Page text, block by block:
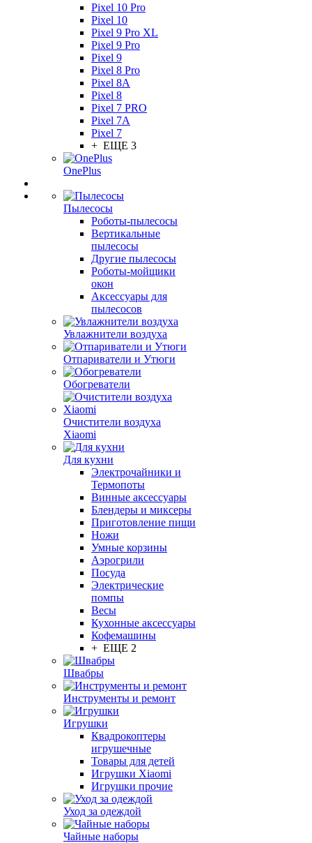
Pixel 10 Pro
Pixel 10
Pixel 9 Pro XL
Pixel 9 Pro
Pixel 9
Pixel 8 Pro
Pixel 8A
Pixel 8
Pixel 7 PRO
Pixel 7A
Pixel 7
+ ЕЩЕ 3
OnePlus
Пылесосы
Роботы-пылесосы
Вертикальные
пылесосы
Другие пылесосы
Роботы-мойщики
окон
Аксессуары для
пылесосов
Увлажнители воздуха
Отпариватели и Утюги
Обогреватели
Очистители воздуха
Xiaomi
Для кухни
Электрочайники и
Термопоты
Винные аксессуары
Блендеры и миксеры
Приготовление пищи
Ножи
Умные корзины
Аэрогрили
Посуда
Электрические
помпы
Весы
Кухонные аксессуары
Кофемашины
+ ЕЩЕ 2
Швабры
Инструменты и ремонт
Игрушки
Квадрокоптеры
игрушечные
Товары для детей
Игрушки Xiaomi
Игрушки прочие
Уход за одеждой
Чайные наборы